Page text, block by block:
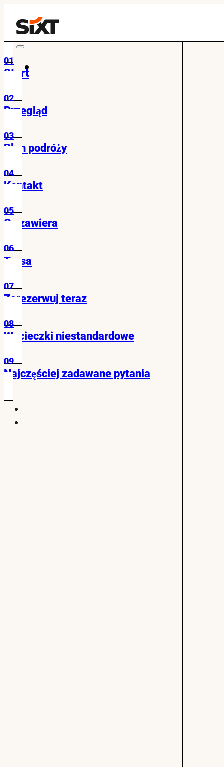
01
Start
02
Przegląd
03
Plan podróży
04
Kontakt
05
Co zawiera
06
Trasa
07
Zarezerwuj teraz
08
Wycieczki niestandardowe
09
Najczęściej zadawane pytania